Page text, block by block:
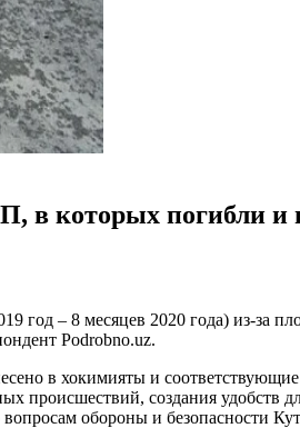
в которых погибли
год – 8 месяцев 2020 года) из-за
Podrobno.uz.
в хокимияты и
происшествий, создания удобств
вопросам обороны и безопасности